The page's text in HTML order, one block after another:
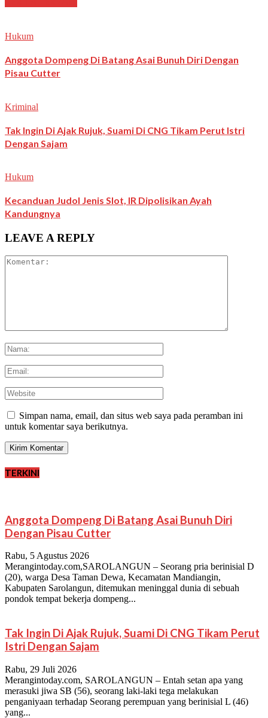
Hukum
Anggota Dompeng Di Batang Asai Bunuh Diri Dengan
Pisau Cutter
Kriminal
Tak Ingin Di Ajak Rujuk, Suami Di CNG Tikam Perut Istri
Dengan Sajam
Hukum
Kecanduan Judol Jenis Slot, IR Dipolisikan Ayah
Kandungnya
LEAVE A REPLY
Simpan nama, email, dan situs web saya pada peramban ini
untuk komentar saya berikutnya.
TERKINI
Anggota Dompeng Di Batang Asai Bunuh Diri
Dengan Pisau Cutter
Rabu, 5 Agustus 2026
Merangintoday.com,SAROLANGUN – Seorang pria berinisial D
(20), warga Desa Taman Dewa, Kecamatan Mandiangin,
Kabupaten Sarolangun, ditemukan meninggal dunia di sebuah
pondok tempat bekerja dompeng...
Tak Ingin Di Ajak Rujuk, Suami Di CNG Tikam Perut
Istri Dengan Sajam
Rabu, 29 Juli 2026
Merangintoday.com, SAROLANGUN – Entah setan apa yang
merasuki jiwa SB (56), seorang laki-laki tega melakukan
penganiyaan terhadap Seorang perempuan yang berinisial L (46)
yang...